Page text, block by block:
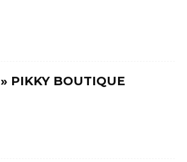
» PIKKY BOUTIQUE